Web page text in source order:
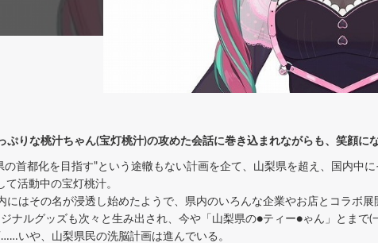
ぷりな桃汁ちゃん(宝灯桃汁)の攻めた会話に巻き込まれながらも、笑顔に
首都化を目指す"という途轍もない計画を企て、山梨県を超え、国内中
て活動中の宝灯桃汁。
にはその名が浸透し始めたようで、県内のいろんな企業やお店とコラボ
ナルグッズも次々と生み出され、今や「山梨県の●ティー●ゃん」とま
いや、山梨県民の洗脳計画は進んでいる。